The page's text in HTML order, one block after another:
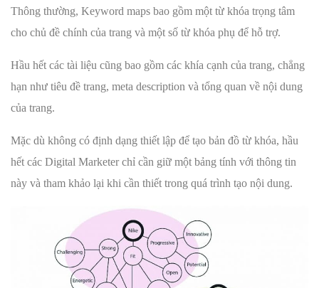
Thông thường, Keyword maps bao gồm một từ khóa trọng tâm
cho chủ đề chính của trang và một số từ khóa phụ để hỗ trợ.
Hầu hết các tài liệu cũng bao gồm các khía cạnh của trang, chẳng
hạn như tiêu đề trang, meta description và tổng quan về nội dung
của trang.
Mặc dù không có định dạng thiết lập để tạo bản đồ từ khóa, hầu
hết các Digital Marketer chỉ cần giữ một bảng tính với thông tin
này và tham khảo lại khi cần thiết trong quá trình tạo nội dung.